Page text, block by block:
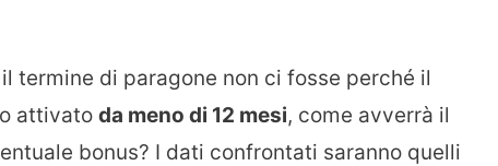
termine di paragone non ci fosse perché il
attivato da meno di 12 mesi, come avverrà il
bonus? I dati confrontati saranno quelli